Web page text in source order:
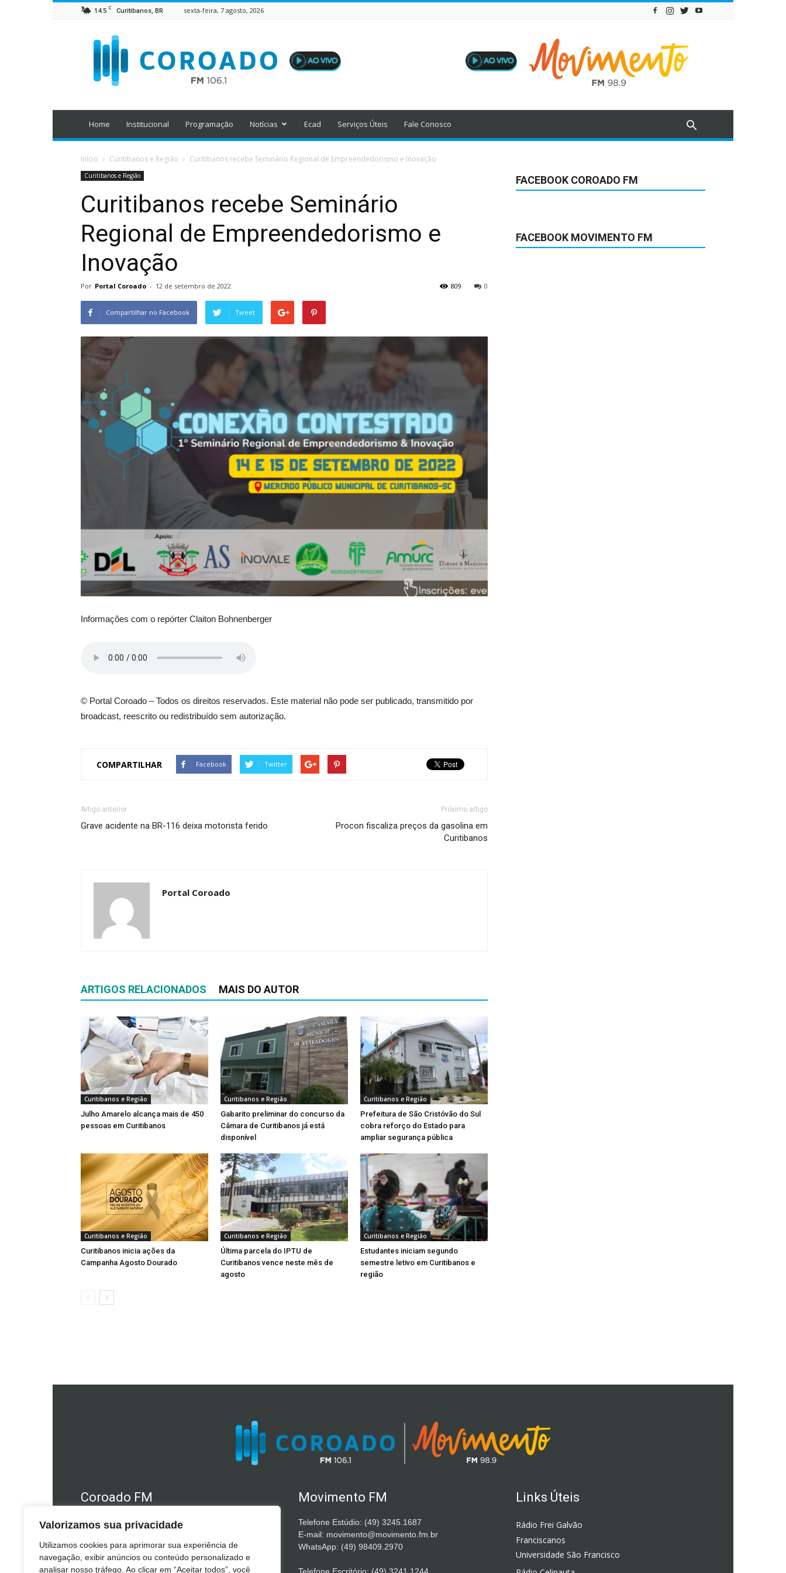
Valorizamos sua privacidade
Utilizamos cookies para aprimorar sua experiência de
navegação, exibir anúncios ou conteúdo personalizado e
analisar nosso tráfego. Ao clicar em “Aceitar todos”, você
14.5 C Curitibanos, BR sexta-feira, 7 agosto, 2026
Home Institucional Programação Notícias Ecad Serviços Úteis Fale Conosco
Início Curitibanos e Região Curitibanos recebe Seminário Regional de Empreendedorismo e Inovação
Curitibanos e Região
Curitibanos recebe Seminário
Regional de Empreendedorismo e
Inovação
Por Portal Coroado - 12 de setembro de 2022 0
809
Compartilhar no Facebook Tweet
Informações com o repórter Claiton Bohnenberger
© Portal Coroado – Todos os direitos reservados. Este material não pode ser publicado, transmitido por
broadcast, reescrito ou redistribuído sem autorização.
COMPARTILHAR Facebook Twitter
Artigo anterior
Grave acidente na BR-116 deixa motorista ferido
Próximo artigo
Procon fiscaliza preços da gasolina em
Curitibanos
Portal Coroado
ARTIGOS RELACIONADOS MAIS DO AUTOR
Curitibanos e Região
Julho Amarelo alcança mais de 450
pessoas em Curitibanos
Curitibanos e Região
Gabarito preliminar do concurso da
Câmara de Curitibanos já está
disponível
Curitibanos e Região
Prefeitura de São Cristóvão do Sul
cobra reforço do Estado para
ampliar segurança pública
Curitibanos e Região
Curitibanos inicia ações da
Campanha Agosto Dourado
Curitibanos e Região
Última parcela do IPTU de
Curitibanos vence neste mês de
agosto
Curitibanos e Região
Estudantes iniciam segundo
semestre letivo em Curitibanos e
região
FACEBOOK COROADO FM
FACEBOOK MOVIMENTO FM
Coroado FM
Telefone Estúdio: 49 3241.1610
E-mail: coroado@coroado.am.br
Movimento FM
Telefone Estúdio: (49) 3245.1687
E-mail: movimento@movimento.fm.br
WhatsApp: (49) 98409.2970
Links Úteis
Rádio Frei Galvão
Franciscanos
Universidade São Francisco